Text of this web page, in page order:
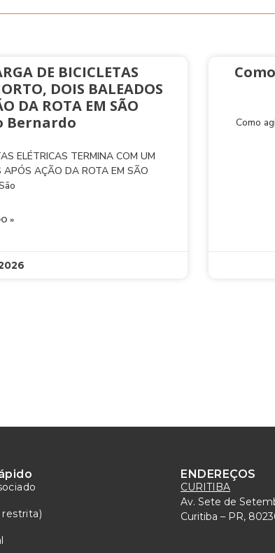
DE BICICLETAS
DOIS BALEADOS
DA ROTA EM SÃO
Bernardo
ELÉTRICAS TERMINA COM UM
APÓS AÇÃO DA ROTA EM SÃO
»
Como
restrita)
ENDEREÇOS
CURITIBA
Av. Sete de
Curitiba – PR,